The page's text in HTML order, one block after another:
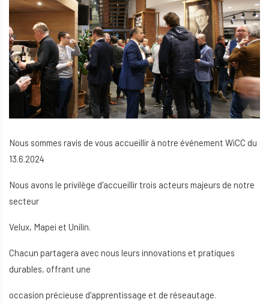
Nous sommes ravis de vous accueillir à notre événement WiCC du
13.6.2024
Nous avons le privilège d'accueillir trois acteurs majeurs de notre
secteur
Velux, Mapei et Unilin.
Chacun partagera avec nous leurs innovations et pratiques
durables, offrant une
occasion précieuse d'apprentissage et de réseautage.